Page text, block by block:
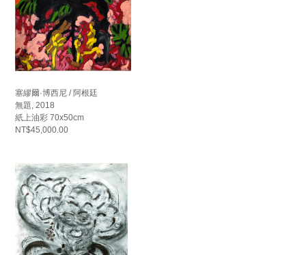
塞繆爾·博西尼 / 阿根廷
無題, 2018
紙上油彩 70x50cm
NT$45,000.00